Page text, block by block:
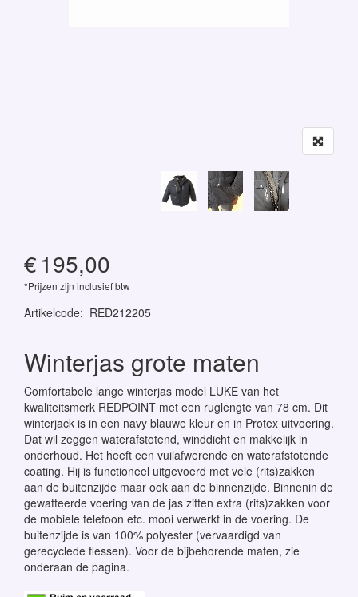
€195,00
*Prijzen zijn inclusief btw
Artikelcode: RED212205
Winterjas grote maten
Comfortabele lange winterjas model LUKE van het
kwaliteitsmerk REDPOINT met een ruglengte van 78 cm. Dit
winterjack is in een navy blauwe kleur en in Protex uitvoering.
Dat wil zeggen waterafstotend, winddicht en makkelijk in
onderhoud. Het heeft een vuilafwerende en waterafstotende
coating. Hij is functioneel uitgevoerd met vele (rits)zakken
aan de buitenzijde maar ook aan de binnenzijde. Binnenin de
gewatteerde voering van de jas zitten extra (rits)zakken voor
de mobiele telefoon etc. mooi verwerkt in de voering. De
buitenzijde is van 100% polyester (vervaardigd van
gerecyclede flessen). Voor de bijbehorende maten, zie
onderaan de pagina.